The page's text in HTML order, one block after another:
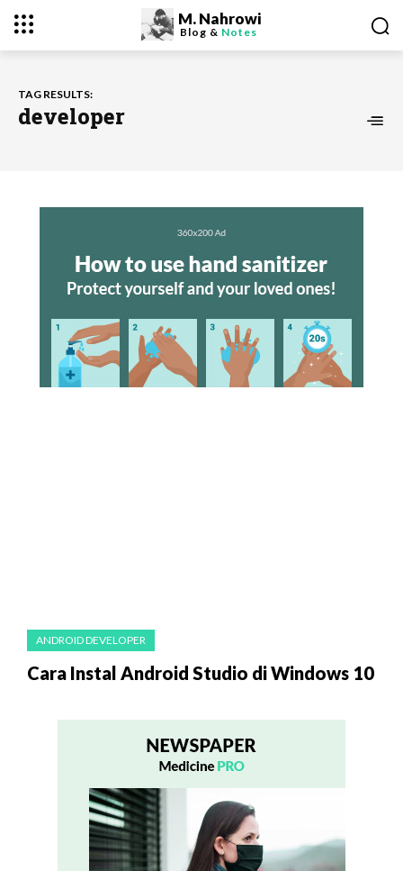
M. Nahrowi
Blog & Notes
TAG RESULTS:
developer
ANDROID DEVELOPER
Cara Instal Android Studio di Windows 10